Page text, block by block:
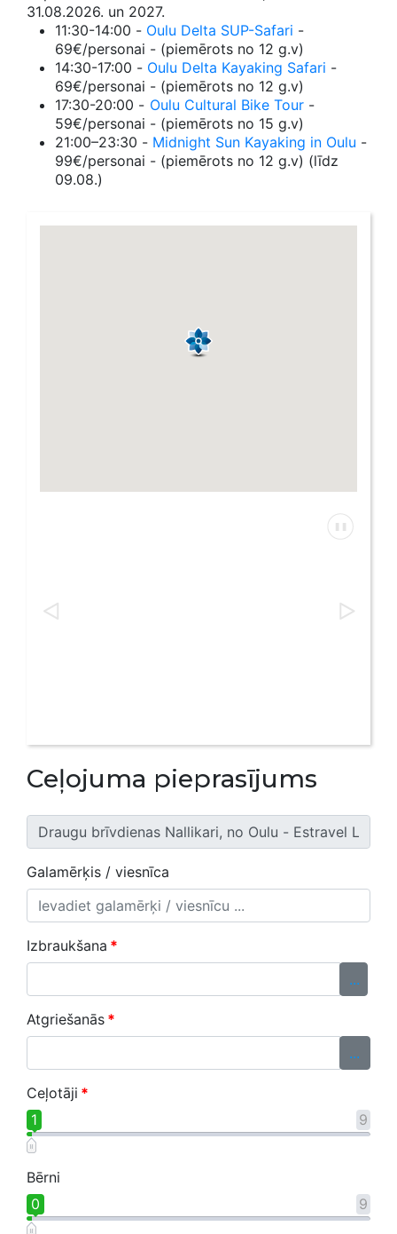
31.08.2026. un 2027.
11:30-14:00 - Oulu Delta SUP-Safari -
69€/personai - (piemērots no 12 g.v)
14:30-17:00 - Oulu Delta Kayaking Safari -
69€/personai - (piemērots no 12 g.v)
17:30-20:00 - Oulu Cultural Bike Tour -
59€/personai - (piemērots no 15 g.v)
21:00–23:30 - Midnight Sun Kayaking in Oulu -
99€/personai - (piemērots no 12 g.v) (līdz
09.08.)
Ceļojuma pieprasījums
Galamērķis / viesnīca
Izbraukšana *
...
Atgriešanās *
...
Ceļotāji *
9
1
Bērni
9
0